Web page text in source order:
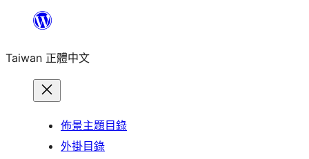
主
Taiwan 正體中文
佈景主題目錄
外掛目錄